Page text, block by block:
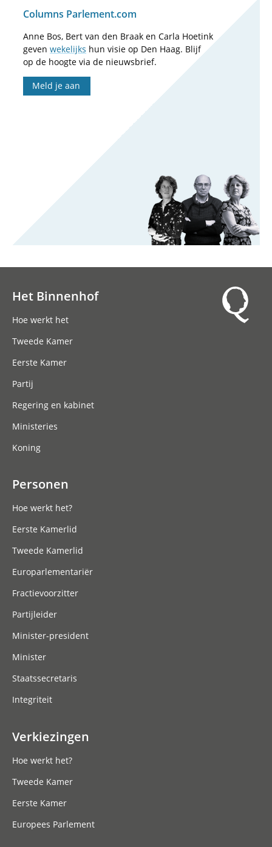
Columns Parlement.com
Anne Bos, Bert van den Braak en Carla Hoetink
geven wekelijks hun visie op Den Haag. Blijf
op de hoogte via de nieuwsbrief.
Meld je aan
Het Binnenhof
Hoe werkt het
Tweede Kamer
Eerste Kamer
Partij
Regering en kabinet
Ministeries
Koning
Personen
Hoe werkt het?
Eerste Kamerlid
Tweede Kamerlid
Europarlementariër
Fractievoorzitter
Partijleider
Minister-president
Minister
Staatssecretaris
Integriteit
Verkiezingen
Hoe werkt het?
Tweede Kamer
Eerste Kamer
Europees Parlement